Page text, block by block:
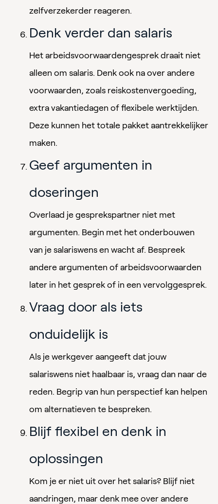
zelfverzekerder reageren.
Denk verder dan salaris
Het arbeidsvoorwaardengesprek draait niet
alleen om salaris. Denk ook na over andere
voorwaarden, zoals reiskostenvergoeding,
extra vakantiedagen of flexibele werktijden.
Deze kunnen het totale pakket aantrekkelijker
maken.
Geef argumenten in
doseringen
Overlaad je gesprekspartner niet met
argumenten. Begin met het onderbouwen
van je salariswens en wacht af. Bespreek
andere argumenten of arbeidsvoorwaarden
later in het gesprek of in een vervolggesprek.
Vraag door als iets
onduidelijk is
Als je werkgever aangeeft dat jouw
salariswens niet haalbaar is, vraag dan naar de
reden. Begrip van hun perspectief kan helpen
om alternatieven te bespreken.
Blijf flexibel en denk in
oplossingen
Kom je er niet uit over het salaris? Blijf niet
aandringen, maar denk mee over andere